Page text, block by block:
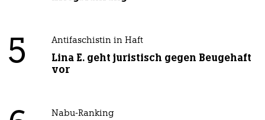
5 Antifaschistin in Haft
Lina E. geht juristisch gegen Beugehaft
vor
Nabu-Ranking